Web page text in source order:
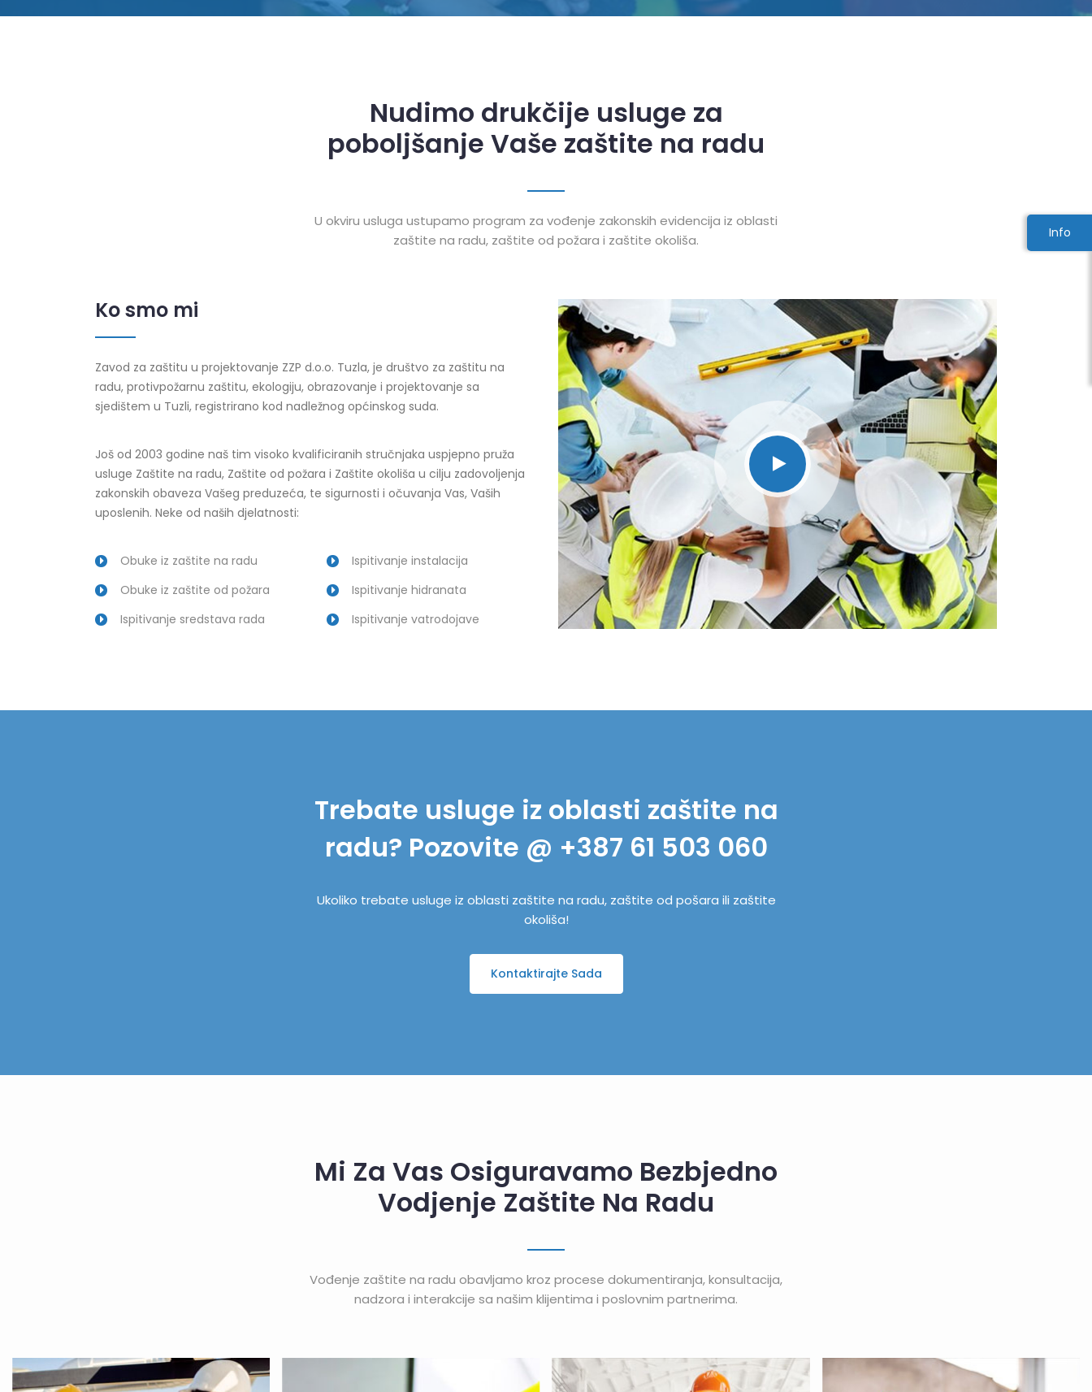
Info
Nudimo drukčije usluge za
poboljšanje Vaše zaštite na radu
U okviru usluga ustupamo program za vođenje zakonskih evidencija iz oblasti
zaštite na radu, zaštite od požara i zaštite okoliša.
Ko smo mi
Zavod za zaštitu u projektovanje ZZP d.o.o. Tuzla, je društvo za zaštitu na
radu, protivpožarnu zaštitu, ekologiju, obrazovanje i projektovanje sa
sjedištem u Tuzli, registrirano kod nadležnog općinskog suda.
Još od 2003 godine naš tim visoko kvalificiranih stručnjaka uspjepno pruža
usluge Zaštite na radu, Zaštite od požara i Zaštite okoliša u cilju zadovoljenja
zakonskih obaveza Vašeg preduzeća, te sigurnosti i očuvanja Vas, Vaših
uposlenih. Neke od naših djelatnosti:
Obuke iz zaštite na radu
Obuke iz zaštite od požara
Ispitivanje sredstava rada
Ispitivanje instalacija
Ispitivanje hidranata
Ispitivanje vatrodojave
Trebate usluge iz oblasti zaštite na
radu? Pozovite @ +387 61 503 060
Ukoliko trebate usluge iz oblasti zaštite na radu, zaštite od pošara ili zaštite
okoliša!
Kontaktirajte Sada
Mi Za Vas Osiguravamo Bezbjedno
Vodjenje Zaštite Na Radu
Vođenje zaštite na radu obavljamo kroz procese dokumentiranja, konsultacija,
nadzora i interakcije sa našim klijentima i poslovnim partnerima.